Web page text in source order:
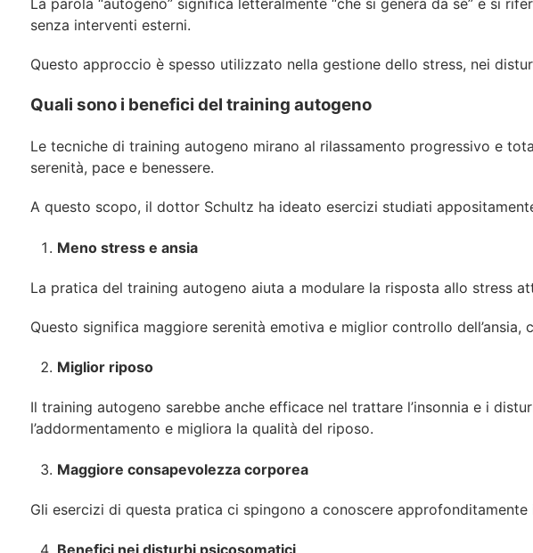
La parola “autogeno” significa letteralmente “che si genera da sé” e si
senza interventi esterni.
Questo approccio è spesso utilizzato nella gestione dello stress, nei
Quali sono i benefici del training autogeno
Le tecniche di training autogeno mirano al rilassamento progressivo e
serenità, pace e benessere.
A questo scopo, il dottor Schultz ha ideato esercizi studiati
Meno stress e ansia
La pratica del training autogeno aiuta a modulare la risposta allo stress
Questo significa maggiore serenità emotiva e miglior controllo dell’ansia,
Miglior riposo
Il training autogeno sarebbe anche efficace nel trattare l’insonnia e i
l’addormentamento e migliora la qualità del riposo.
Maggiore consapevolezza corporea
Gli esercizi di questa pratica ci spingono a conoscere